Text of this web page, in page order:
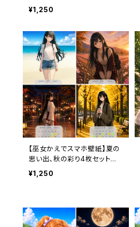
レンダーなし・3ヶ月利用コー
ド付き〉
¥1,250
【巫女かえでスマホ壁紙】夏の
思い出、秋の彩り4枚セット
〈8〜11月カレンダー・3ヶ月利
用コード付き〉
¥1,250